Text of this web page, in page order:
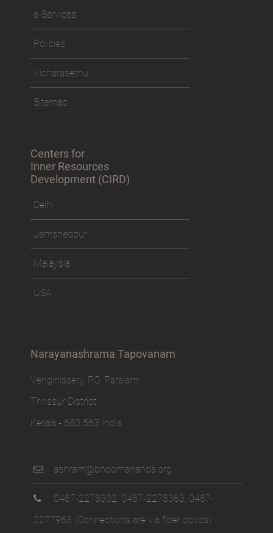
e-Services
Policies
Vicharasethu
Sitemap
Centers for
Inner Resources
Development (CIRD)
Delhi
Jamshedpur
Malaysia
USA
Narayanashrama Tapovanam
Venginissery, P.O. Paralam
Thrissur District
Kerala - 680 563 India
ashram@bhoomananda.org
0487-2278302, 0487-2278363, 0487-
2277963 (Connections are via fiber optics)